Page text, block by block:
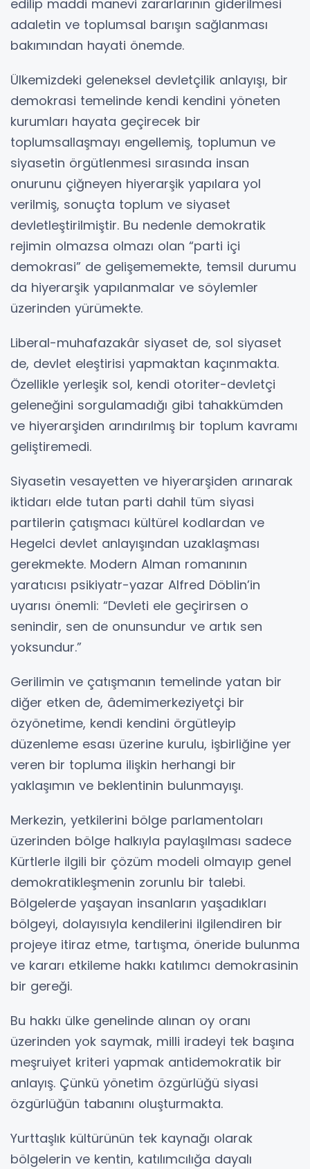
edilip maddi manevi zararlarının giderilmesi
adaletin ve toplumsal barışın sağlanması
bakımından hayati önemde.
Ülkemizdeki geleneksel devletçilik anlayışı, bir
demokrasi temelinde kendi kendini yöneten
kurumları hayata geçirecek bir
toplumsallaşmayı engellemiş, toplumun ve
siyasetin örgütlenmesi sırasında insan
onurunu çiğneyen hiyerarşik yapılara yol
verilmiş, sonuçta toplum ve siyaset
devletleştirilmiştir. Bu nedenle demokratik
rejimin olmazsa olmazı olan “parti içi
demokrasi” de gelişememekte, temsil durumu
da hiyerarşik yapılanmalar ve söylemler
üzerinden yürümekte.
Liberal-muhafazakâr siyaset de, sol siyaset
de, devlet eleştirisi yapmaktan kaçınmakta.
Özellikle yerleşik sol, kendi otoriter-devletçi
geleneğini sorgulamadığı gibi tahakkümden
ve hiyerarşiden arındırılmış bir toplum kavramı
geliştiremedi.
Siyasetin vesayetten ve hiyerarşiden arınarak
iktidarı elde tutan parti dahil tüm siyasi
partilerin çatışmacı kültürel kodlardan ve
Hegelci devlet anlayışından uzaklaşması
gerekmekte. Modern Alman romanının
yaratıcısı psikiyatr-yazar Alfred Döblin’in
uyarısı önemli: “Devleti ele geçirirsen o
senindir, sen de onunsundur ve artık sen
yoksundur.”
Gerilimin ve çatışmanın temelinde yatan bir
diğer etken de, âdemimerkeziyetçi bir
özyönetime, kendi kendini örgütleyip
düzenleme esası üzerine kurulu, işbirliğine yer
veren bir topluma ilişkin herhangi bir
yaklaşımın ve beklentinin bulunmayışı.
Merkezin, yetkilerini bölge parlamentoları
üzerinden bölge halkıyla paylaşılması sadece
Kürtlerle ilgili bir çözüm modeli olmayıp genel
demokratikleşmenin zorunlu bir talebi.
Bölgelerde yaşayan insanların yaşadıkları
bölgeyi, dolayısıyla kendilerini ilgilendiren bir
projeye itiraz etme, tartışma, öneride bulunma
ve kararı etkileme hakkı katılımcı demokrasinin
bir gereği.
Bu hakkı ülke genelinde alınan oy oranı
üzerinden yok saymak, milli iradeyi tek başına
meşruiyet kriteri yapmak antidemokratik bir
anlayış. Çünkü yönetim özgürlüğü siyasi
özgürlüğün tabanını oluşturmakta.
Yurttaşlık kültürünün tek kaynağı olarak
bölgelerin ve kentin, katılımcılığa dayalı